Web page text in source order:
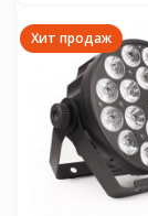
Хит продаж